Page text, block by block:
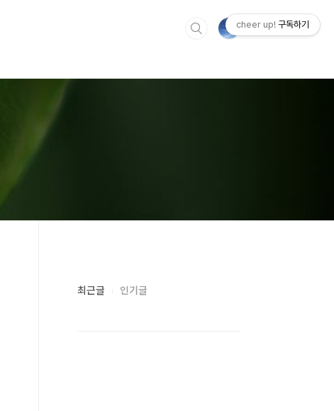
최근글 인기글
cheer up! 구독하기